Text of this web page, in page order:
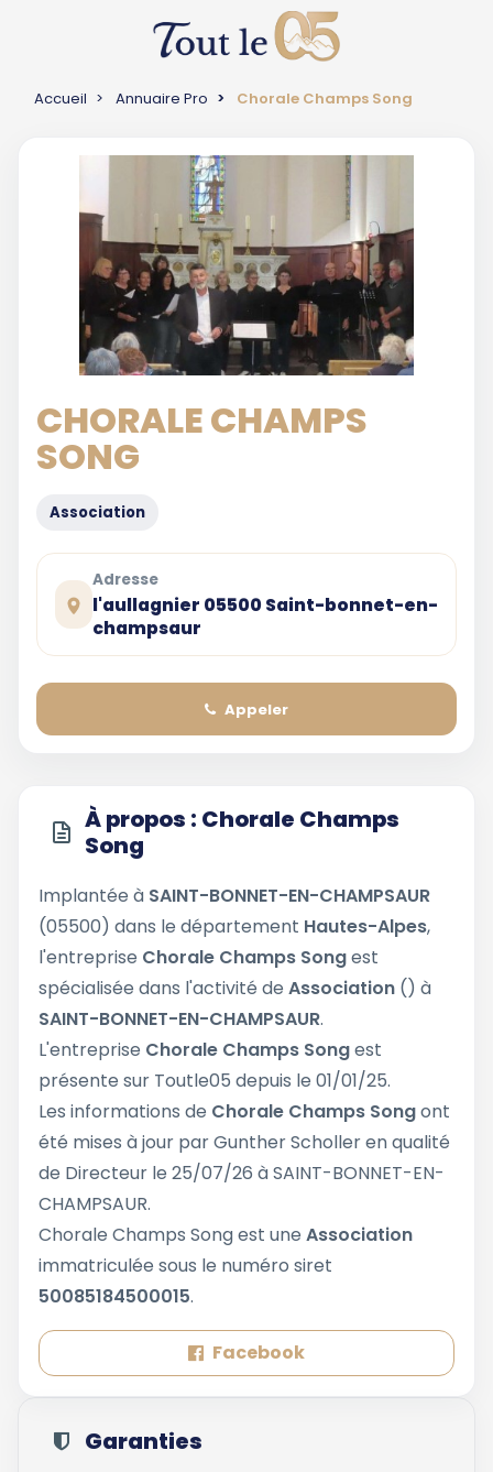
Accueil Annuaire Pro Chorale Champs Song
CHORALE CHAMPS
SONG
Association
Adresse
l'aullagnier 05500 Saint-bonnet-en-
champsaur
Appeler
À propos : Chorale Champs
Song
Implantée à SAINT-BONNET-EN-CHAMPSAUR
(05500) dans le département Hautes-Alpes,
l'entreprise Chorale Champs Songest
spécialisée dans l'activité de Association () à
SAINT-BONNET-EN-CHAMPSAUR.
L'entreprise Chorale Champs Songest
présente sur Toutle05 depuis le 01/01/25.
Les informations de Chorale Champs Songont
été mises à jour par Gunther Scholler en qualité
de Directeur le 25/07/26 à SAINT-BONNET-EN-
CHAMPSAUR.
Chorale Champs Song est une Association
immatriculée sous le numéro siret
50085184500015.
Facebook
Garanties